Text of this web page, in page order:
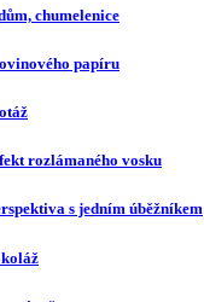
chumelenice
papíru
rozlámaného vosku
s jedním úběžníkem
koláž